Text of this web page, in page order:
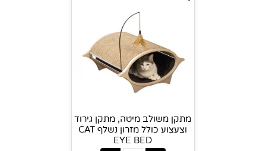
מתקן משולב מיטה, מתקן גירוד
וצעצוע כולל מזרון נשלף CAT
EYE BED